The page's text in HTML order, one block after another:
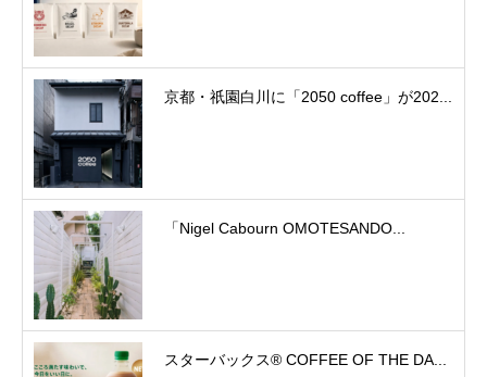
京都・祇園白川に「2050 coffee」が202...
「Nigel Cabourn OMOTESANDO...
スターバックス® COFFEE OF THE DA...